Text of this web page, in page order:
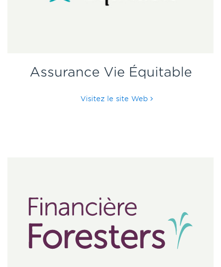
Assurance Vie Équitable
Visitez le site Web